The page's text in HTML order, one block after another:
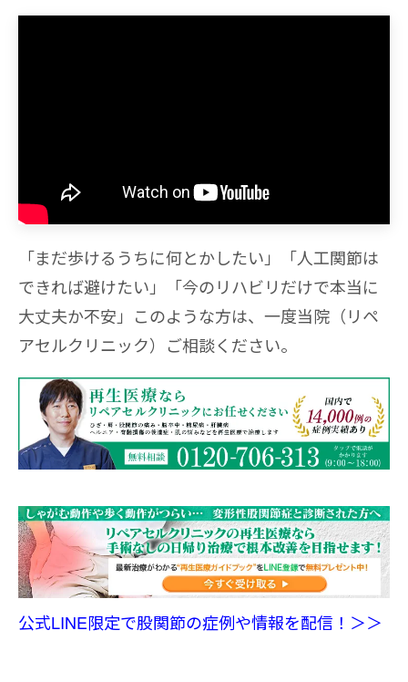
「まだ歩けるうちに何とかしたい」「人工関節は
できれば避けたい」「今のリハビリだけで本当に
大丈夫か不安」このような方は、一度当院（リペ
アセルクリニック）ご相談ください。
公式LINE限定で股関節の症例や情報を配信！＞＞